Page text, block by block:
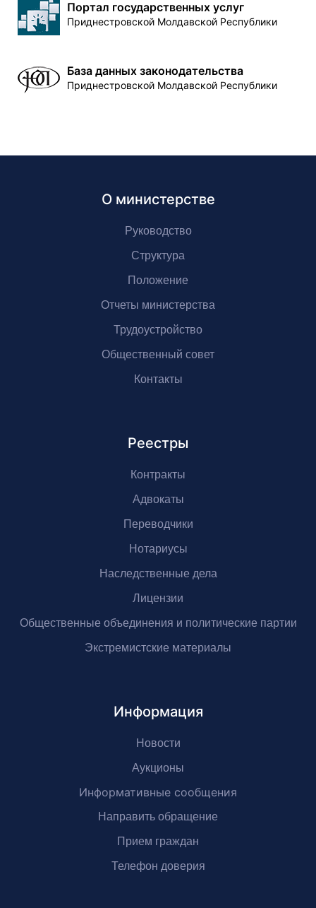
Портал государственных услуг
Приднестровской Молдавской Республики
База данных законодательства
Приднестровской Молдавской Республики
О министерстве
Руководство
Структура
Положение
Отчеты министерства
Трудоустройство
Общественный совет
Контакты
Реестры
Контракты
Адвокаты
Переводчики
Нотариусы
Наследственные дела
Лицензии
Общественные объединения и политические партии
Экстремистские материалы
Информация
Новости
Аукционы
Информативные сообщения
Направить обращение
Прием граждан
Телефон доверия